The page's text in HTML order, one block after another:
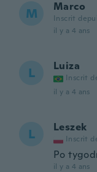
M Marco
Inscrit
il y a 4 ans
L Luiza
Inscrit
il y a 4 ans
L Leszek
Inscrit
Po
il y a 4 ans